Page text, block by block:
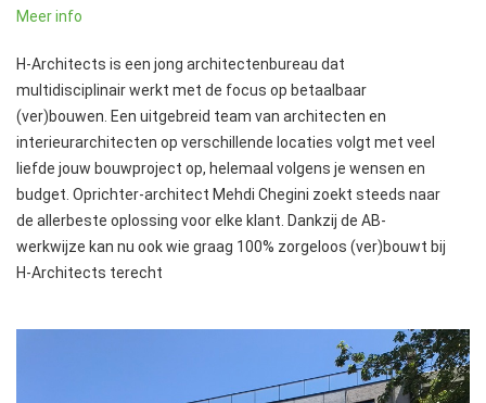
Meer info
H-Architects is een jong architectenbureau dat
multidisciplinair werkt met de focus op betaalbaar
(ver)bouwen. Een uitgebreid team van architecten en
interieurarchitecten op verschillende locaties volgt met veel
liefde jouw bouwproject op, helemaal volgens je wensen en
budget. Oprichter-architect Mehdi Chegini zoekt steeds naar
de allerbeste oplossing voor elke klant. Dankzij de AB-
werkwijze kan nu ook wie graag 100% zorgeloos (ver)bouwt bij
H-Architects terecht